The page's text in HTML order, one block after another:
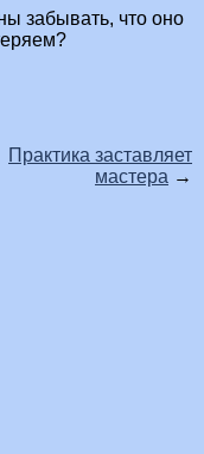
забывать, что оно
Практика заставляет
мастера →